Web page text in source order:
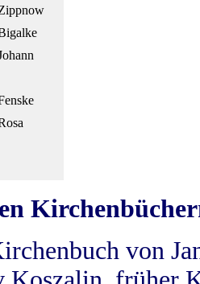
von